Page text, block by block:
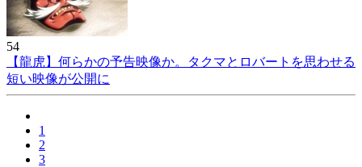
54
【龍虎】何らかの予告映像か。タクマとロバートを思わせる
短い映像が公開に
1
2
3